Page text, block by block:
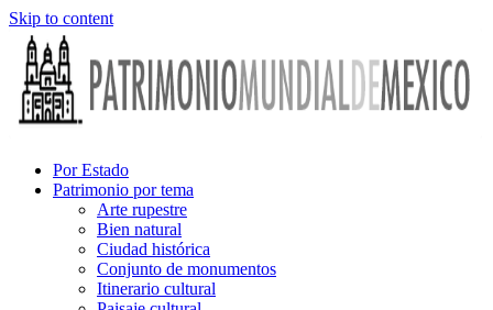
Skip to content
Por Estado
Patrimonio por tema
Arte rupestre
Bien natural
Ciudad histórica
Conjunto de monumentos
Itinerario cultural